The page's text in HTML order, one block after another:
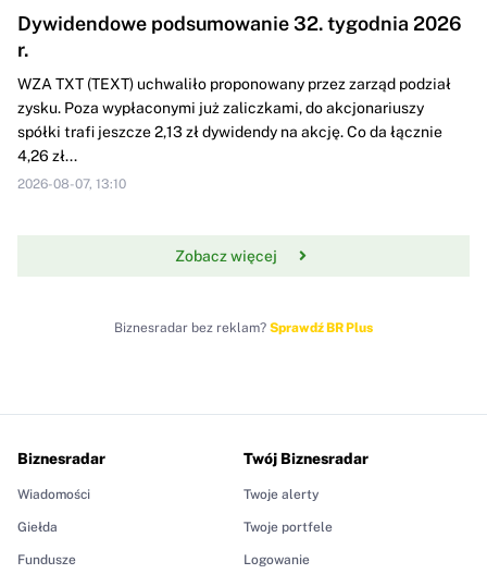
Dywidendowe podsumowanie 32. tygodnia 2026
r.
WZA TXT (TEXT) uchwaliło proponowany przez zarząd podział
zysku. Poza wypłaconymi już zaliczkami, do akcjonariuszy
spółki trafi jeszcze 2,13 zł dywidendy na akcję. Co da łącznie
4,26 zł...
2026-08-07, 13:10
Zobacz więcej
Biznesradar bez reklam? Sprawdź BR Plus
Biznesradar
Wiadomości
Giełda
Fundusze
Twój Biznesradar
Twoje alerty
Twoje portfele
Logowanie